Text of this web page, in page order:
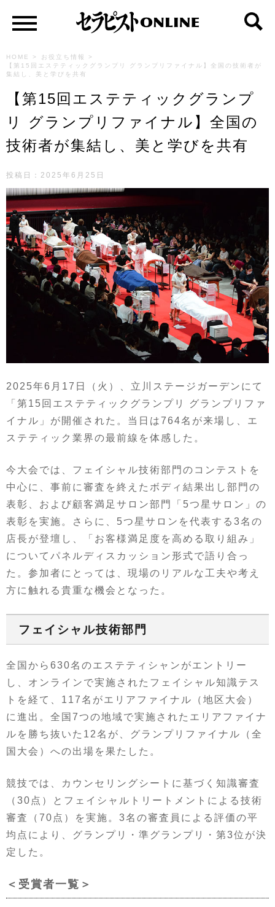
HOME > お役立ち情報
>
【第15回エステティックグランプリ グランプリファイナル】全国の技術者が
集結し、美と学びを共有
【第15回エステティックグランプ
リ グランプリファイナル】全国の
技術者が集結し、美と学びを共有
投稿日： 2025年6月25日
2025年6月17日（火）、立川ステージガーデンにて
「第15回エステティックグランプリ グランプリファ
イナル」が開催された。当日は764名が来場し、エ
ステティック業界の最前線を体感した。
今大会では、フェイシャル技術部門のコンテストを
中心に、事前に審査を終えたボディ結果出し部門の
表彰、および顧客満足サロン部門「5つ星サロン」の
表彰を実施。さらに、5つ星サロンを代表する3名の
店長が登壇し、「お客様満足度を高める取り組み」
についてパネルディスカッション形式で語り合っ
た。参加者にとっては、現場のリアルな工夫や考え
方に触れる貴重な機会となった。
フェイシャル技術部門
全国から630名のエステティシャンがエントリー
し、オンラインで実施されたフェイシャル知識テス
トを経て、117名がエリアファイナル（地区大会）
に進出。全国7つの地域で実施されたエリアファイナ
ルを勝ち抜いた12名が、グランプリファイナル（全
国大会）への出場を果たした。
競技では、カウンセリングシートに基づく知識審査
（30点）とフェイシャルトリートメントによる技術
審査（70点）を実施。3名の審査員による評価の平
均点により、グランプリ・準グランプリ・第3位が決
定した。
＜受賞者一覧＞